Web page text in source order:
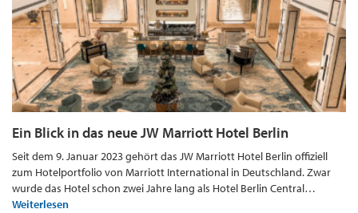
Ein Blick in das neue JW Marriott Hotel Berlin
Seit dem 9. Januar 2023 gehört das JW Marriott Hotel Berlin offiziell
zum Hotelportfolio von Marriott International in Deutschland. Zwar
wurde das Hotel schon zwei Jahre lang als Hotel Berlin Central…
Weiterlesen